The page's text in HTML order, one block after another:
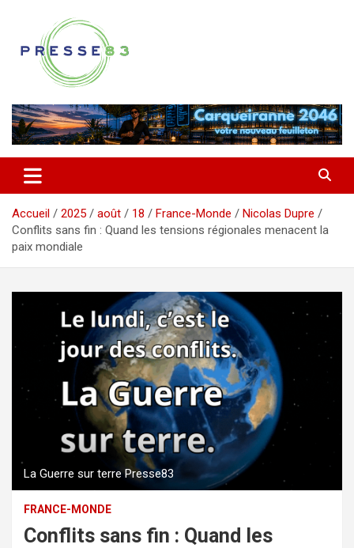
contenu
Presse 83
Accueil 2025 août 18 France-Monde
Nicolas Dupre
Conflits sans fin : Quand les tensions régionales menacent la
paix mondiale
La Guerre sur terre Presse83
FRANCE-MONDE
Conflits sans fin : Quand les